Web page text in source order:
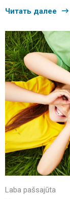
Читать далее
Laba pašsajūta